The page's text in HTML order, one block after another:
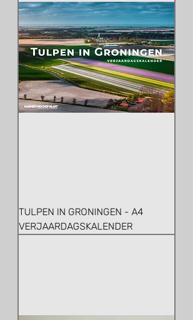
TULPEN IN GRONINGEN - A4
VERJAARDAGSKALENDER